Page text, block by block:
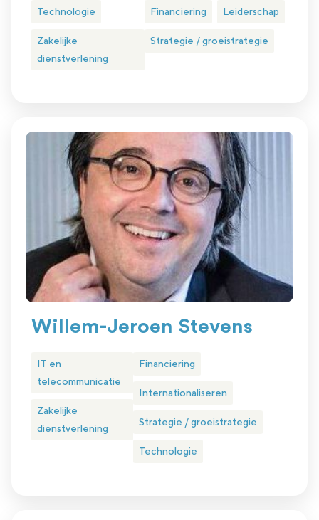
Technologie
Zakelijke
dienstverlening
Financiering Leiderschap
Strategie / groeistrategie
Willem-Jeroen Stevens
IT en
telecommunicatie
Zakelijke
dienstverlening
Financiering
Internationaliseren
Strategie / groeistrategie
Technologie